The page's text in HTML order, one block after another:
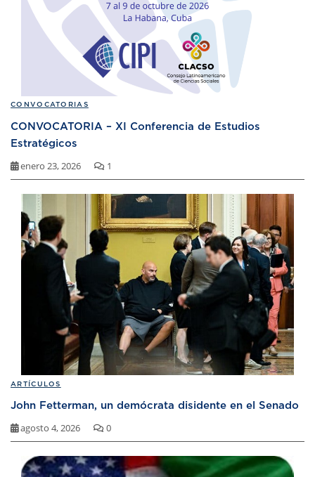
CONVOCATORIAS
CONVOCATORIA – XI Conferencia de Estudios
Estratégicos
enero 23, 2026 1
ARTÍCULOS
John Fetterman, un demócrata disidente en el Senado
agosto 4, 2026 0